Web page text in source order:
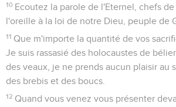
10 Ecoutez la parole de l'Eternel, chefs
l'oreille à la loi de notre Dieu, peuple de
11 Que m'importe la quantité de vos
Je suis rassasié des holocaustes de
des veaux, je ne prends aucun plaisir au
des brebis et des boucs.
12 Quand vous venez vous présenter